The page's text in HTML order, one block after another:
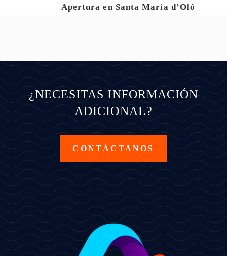
Apertura en Santa Maria d’Oló
¿NECESITAS INFORMACIÓN
ADICIONAL?
CONTÁCTANOS